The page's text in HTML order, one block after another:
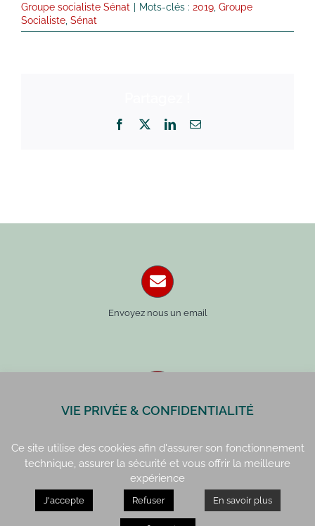
Groupe socialiste Sénat
Mots-clés : 2019 Groupe
Socialiste Sénat
Facebook LinkedInEmail
Envoyez nous un email
Paris : 01 42 34 14 59
Rennes : 21, quai Lamennais
VIE PRIVÉE & CONFIDENTIALITÉ
Ce site utilise des cookies afin d'assurer son fonctionnement
technique, assurer la sécurité et vous offrir la meilleure
expérience
J'accepte Refuser En savoir plus